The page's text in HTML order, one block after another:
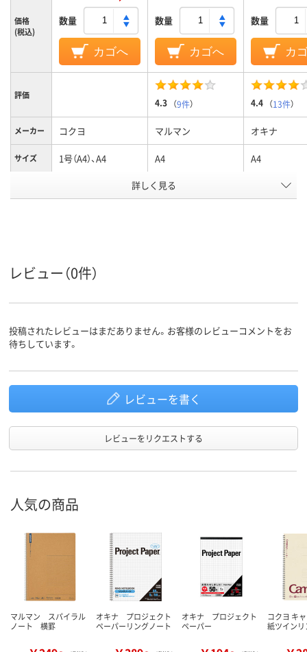
価格
(税込)
数量
カゴへ
数量
カゴへ
数量
カ
評価
4.3 （9件） 4.4 （13件）
メーカー コクヨ マルマン オキナ
サイズ 1号（A4）、A4 A4 A4
横罫線
行数 35
ブルー系 ブラウン系 ホワイト系
アスクル
商品環境
90
詳しく見る
レビュー（0件）
投稿されたレビューはまだありません。お客様のレビューコメントをお
待ちしています。
レビューを書く
レビューをリクエストする
人気の商品
マルマン スパイラル
ノート 横罫
オキナ プロジェクト
ペーパーリングノート
オキナ プロジェクト
ペーパー
コクヨ キ
紙ツイン